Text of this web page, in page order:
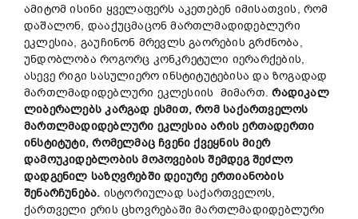
ამიტომ ისინი ყველაფერს აკეთებენ იმისათვის, რომ
დაშალონ, დააქუცმაცონ მართლმადიდებლური
ეკლესია, გაუჩინონ მრევლს გაორების გრძნობა,
უნდობლობა როგორც კონკრეტული იერარქების,
ასევე რიგი სასულიერო ინსტიტუტებისა და ზოგადად
მართლმადიდებლური ეკლესიის მიმართ.რადიკალ
ლიბერალებს კარგად ესმით,რომ საქართველოს
მართლმადიდებლური ეკლესია არის ერთადერთი
ინსტიტუტი,რომელმაც ჩვენი ქვეყნის მიერ
დამოუკიდებლობის მოპოვების შემდეგ შეძლო
დადგენილ საზღვრებში დეიურე ერთიანობის
შენარჩუნება. ისტორიულად საქართველოს,
ქართველი ერის ცხოვრებაში მართლმადიდებლური